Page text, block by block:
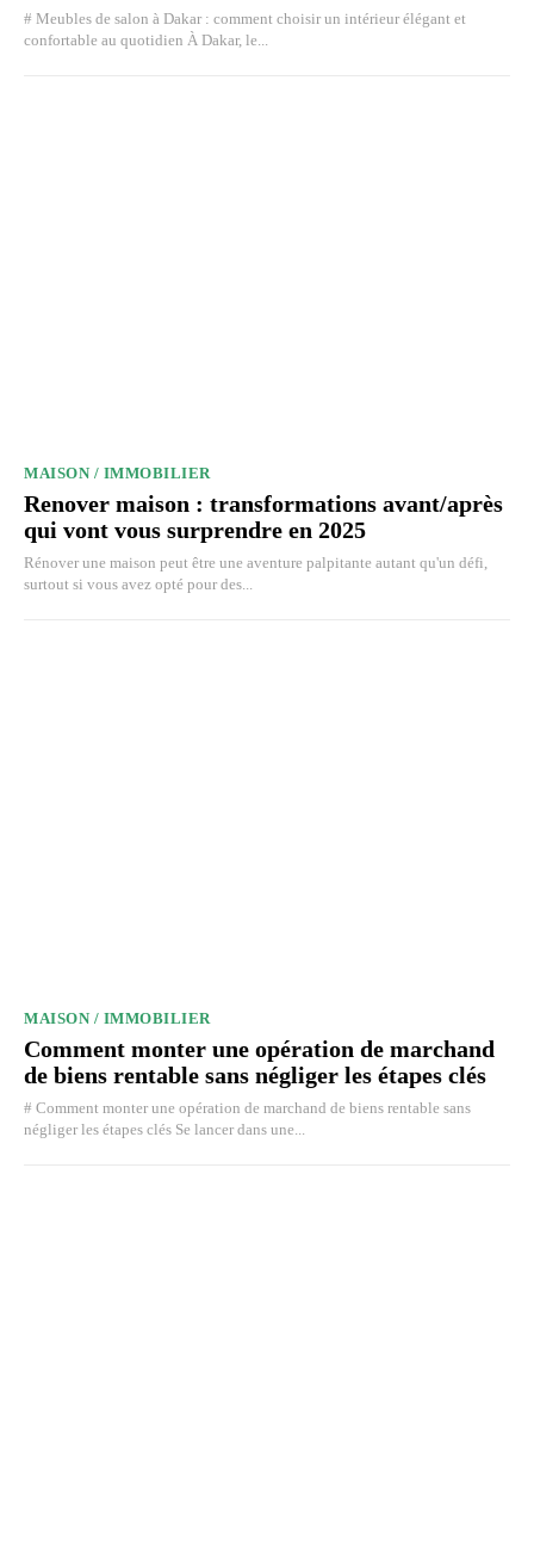
# Meubles de salon à Dakar : comment choisir un intérieur élégant et
confortable au quotidien À Dakar, le...
MAISON / IMMOBILIER
Renover maison : transformations avant/après
qui vont vous surprendre en 2025
Rénover une maison peut être une aventure palpitante autant qu'un défi,
surtout si vous avez opté pour des...
MAISON / IMMOBILIER
Comment monter une opération de marchand
de biens rentable sans négliger les étapes clés
# Comment monter une opération de marchand de biens rentable sans
négliger les étapes clés Se lancer dans une...